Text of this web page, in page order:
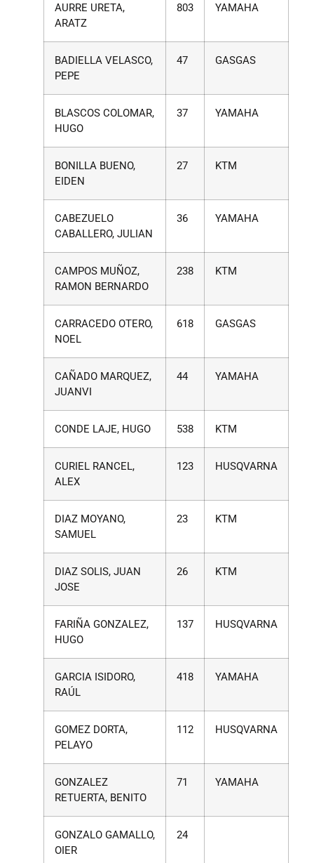
AURRE URETA,
ARATZ
803 YAMAHA
BADIELLA VELASCO,
PEPE
47 GASGAS
BLASCOS COLOMAR,
HUGO
37 YAMAHA
BONILLA BUENO,
EIDEN
27 KTM
CABEZUELO
CABALLERO, JULIAN
36 YAMAHA
CAMPOS MUÑOZ,
RAMON BERNARDO
238 KTM
CARRACEDO OTERO,
NOEL
618 GASGAS
CAÑADO MARQUEZ,
JUANVI
44 YAMAHA
CONDE LAJE, HUGO 538 KTM
CURIEL RANCEL,
ALEX
123 HUSQVARNA
DIAZ MOYANO,
SAMUEL
23 KTM
DIAZ SOLIS, JUAN
JOSE
26 KTM
FARIÑA GONZALEZ,
HUGO
137 HUSQVARNA
GARCIA ISIDORO,
RAÚL
418 YAMAHA
GOMEZ DORTA,
PELAYO
112 HUSQVARNA
GONZALEZ
RETUERTA, BENITO
71 YAMAHA
GONZALO GAMALLO,
OIER
24